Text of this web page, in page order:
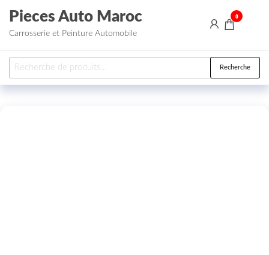
Aller au contenu
Pieces Auto Maroc
Carrosserie et Peinture Automobile
0
Recherche pour : Recherche